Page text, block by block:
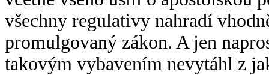
všechny regulativy nahradí
promulgovaný zákon. A jen
takovým vybavením nevytáhl z